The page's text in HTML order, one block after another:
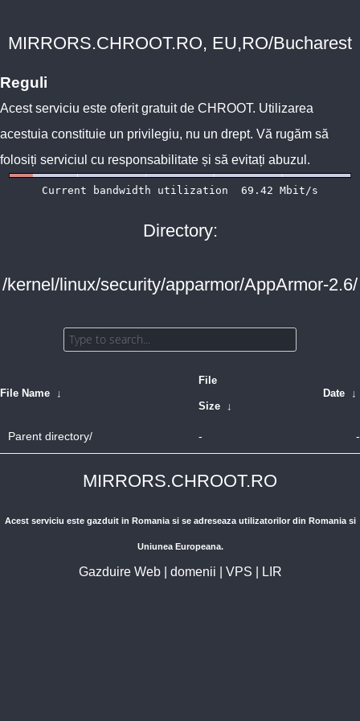
MIRRORS.CHROOT.RO, EU,RO/Bucharest
Reguli
Acest serviciu este oferit gratuit de CHROOT. Utilizarea
acestuia constituie un privilegiu, nu un drept. Vă rugăm să
folosiți serviciul cu responsabilitate și să evitați abuzul.
Directory:
/kernel/linux/security/apparmor/AppArmor-2.6/
File Name ↓
File
Size ↓
Date ↓
Parent directory/ - -
MIRRORS.CHROOT.RO
Acest serviciu este gazduit in Romania si se adreseaza utilizatorilor din Romania si
Uniunea Europeana.
Gazduire Web| domenii VPS LIR